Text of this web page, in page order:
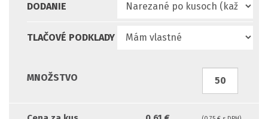
DODANIE
TLAČOVÉ PODKLADY
MNOŽSTVO